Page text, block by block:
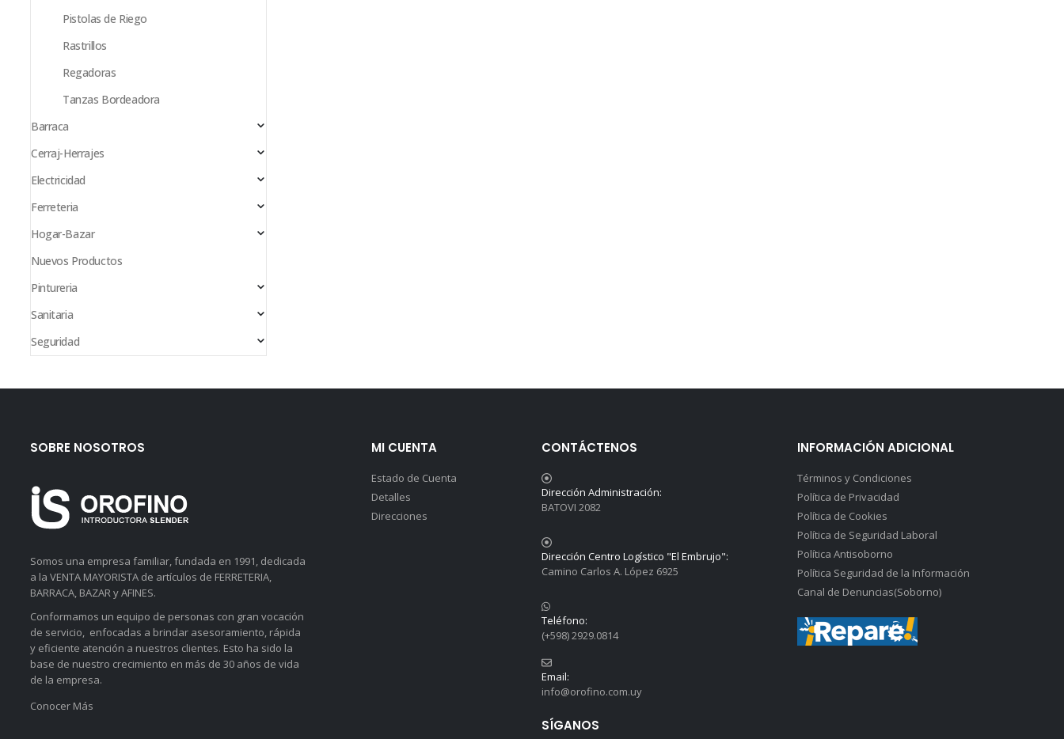
Pistolas de Riego
Rastrillos
Regadoras
Tanzas Bordeadora
Barraca
Cerraj-Herrajes
Electricidad
Ferreteria
Hogar-Bazar
Nuevos Productos
Pintureria
Sanitaria
Seguridad
SOBRE NOSOTROS
Somos una empresa familiar, fundada en 1991, dedicada
a la VENTA MAYORISTA de artículos de FERRETERIA,
BARRACA, BAZAR y AFINES.
Conformamos un equipo de personas con gran vocación
de servicio, enfocadas a brindar asesoramiento, rápida
y eficiente atención a nuestros clientes. Esto ha sido la
base de nuestro crecimiento en más de 30 años de vida
de la empresa.
Conocer Más
MI CUENTA
Estado de Cuenta
Detalles
Direcciones
CONTÁCTENOS
Dirección Administración:
BATOVI 2082
Dirección Centro Logístico "El Embrujo":
Camino Carlos A. López 6925
Teléfono:
(+598) 2929.0814
Email:
info@orofino.com.uy
SÍGANOS
INFORMACIÓN ADICIONAL
Términos y Condiciones
Política de Privacidad
Política de Cookies
Política de Seguridad Laboral
Política Antisoborno
Política Seguridad de la Información
Canal de Denuncias(Soborno)